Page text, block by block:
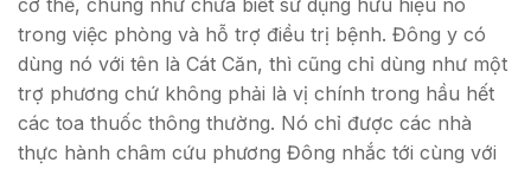
cơ thể, chung như chưa biết sử dụng hữu hiệu nó
trong việc phòng và hỗ trợ điều trị bệnh. Đông y có
dùng nó với tên là Cát Căn, thì cũng chỉ dùng như một
trợ phương chứ không phải là vị chính trong hầu hết
các toa thuốc thông thường. Nó chỉ được các nhà
thực hành châm cứu phương Đông nhắc tới cùng với